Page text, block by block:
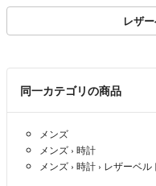
普通郵便は到着までに1週間
ご希望の発送方法があれば
❇️梱包について
簡易包装でコンパクトにお届
梱包資材がリサイクルだっ
ともございます。
❇️新品の電化製品について
レザ
同一カテゴリの商品
メンズ
メンズ › 時計
メンズ › 時計 › レザーベル